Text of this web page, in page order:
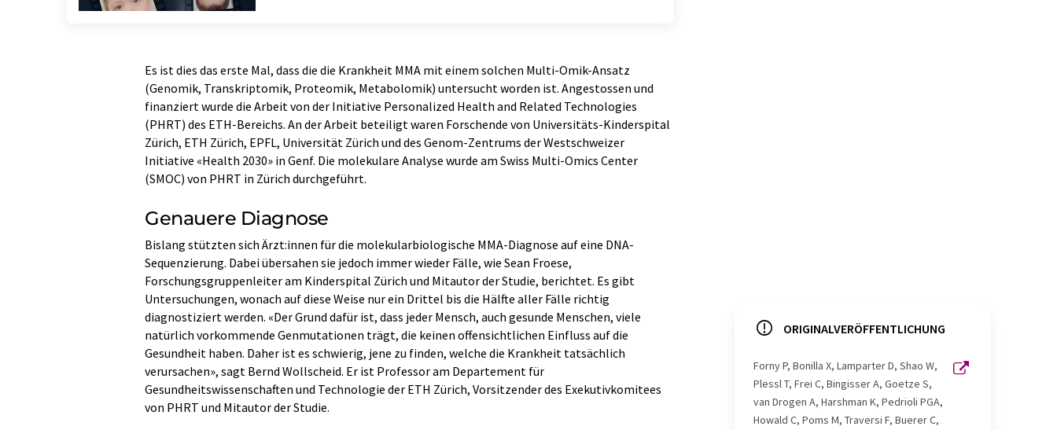
Es ist dies das erste Mal, dass die die Krankheit MMA mit einem solchen Multi-​Omik-Ansatz
(Genomik, Transkriptomik, Proteomik, Metabolomik) untersucht worden ist. Angestossen und
finanziert wurde die Arbeit von der Initiative Personalized Health and Related Technologies
(PHRT) des ETH-​Bereichs. An der Arbeit beteiligt waren Forschende von Universitäts-​Kinderspital
Zürich, ETH Zürich, EPFL, Universität Zürich und des Genom-​Zentrums der Westschweizer
Initiative «Health 2030» in Genf. Die molekulare Analyse wurde am Swiss Multi-​Omics Center
(SMOC) von PHRT in Zürich durchgeführt.
Genauere Diagnose
Bislang stützten sich Ärzt:innen für die molekularbiologische MMA-​Diagnose auf eine DNA-​
Sequenzierung. Dabei übersahen sie jedoch immer wieder Fälle, wie Sean Froese,
Forschungsgruppenleiter am Kinderspital Zürich und Mitautor der Studie, berichtet. Es gibt
Untersuchungen, wonach auf diese Weise nur ein Drittel bis die Hälfte aller Fälle richtig
diagnostiziert werden. «Der Grund dafür ist, dass jeder Mensch, auch gesunde Menschen, viele
natürlich vorkommende Genmutationen trägt, die keinen offensichtlichen Einfluss auf die
Gesundheit haben. Daher ist es schwierig, jene zu finden, welche die Krankheit tatsächlich
verursachen», sagt Bernd Wollscheid. Er ist Professor am Departement für
Gesundheitswissenschaften und Technologie der ETH Zürich, Vorsitzender des Exekutivkomitees
von PHRT und Mitautor der Studie.
ORIGINALVERÖFFENTLICHUNG
Forny P, Bonilla X, Lamparter D, Shao W,
Plessl T, Frei C, Bingisser A, Goetze S,
van Drogen A, Harshman K, Pedrioli PGA,
Howald C, Poms M, Traversi F, Buerer C,